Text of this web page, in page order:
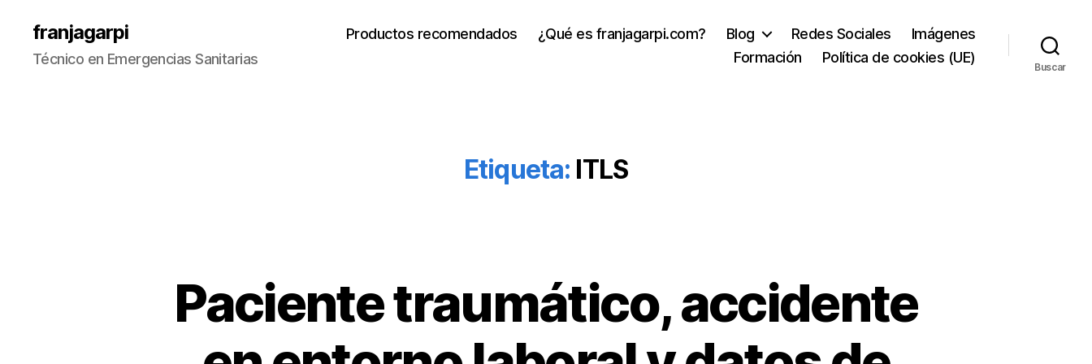
franjagarpi
Técnico en Emergencias Sanitarias
Productos recomendados ¿Qué es franjagarpi.com? Blog Redes Sociales
Imágenes
Formación
Política de cookies (UE)
Buscar
Etiqueta: ITLS
CategoríasPaciente traumático, accidente